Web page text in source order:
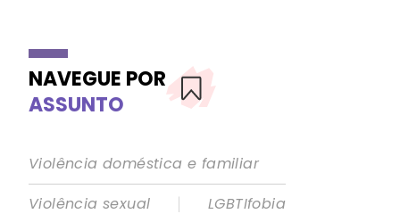
NAVEGUE POR
ASSUNTO
Violência doméstica e familiar
Violência sexual
|
LGBTIfobia